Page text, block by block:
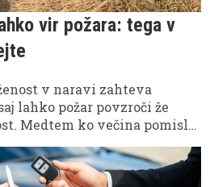
vir požara: tega v
v naravi zahteva
lahko požar povzroči že
Medtem ko večina pomisli
vžiga – med njimi je lahko
na suhi travi.